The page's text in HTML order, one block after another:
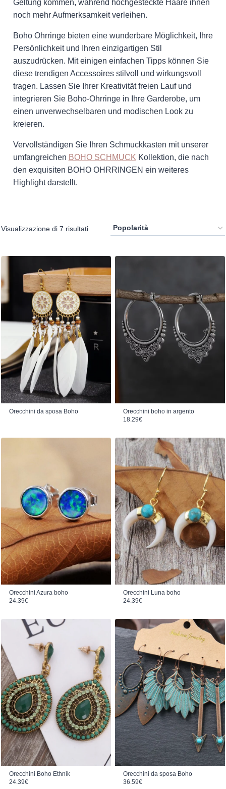
Geltung kommen, während hochgesteckte Haare ihnen
noch mehr Aufmerksamkeit verleihen.
Boho Ohrringe bieten eine wunderbare Möglichkeit, Ihre
Persönlichkeit und Ihren einzigartigen Stil
auszudrücken. Mit einigen einfachen Tipps können Sie
diese trendigen Accessoires stilvoll und wirkungsvoll
tragen. Lassen Sie Ihrer Kreativität freien Lauf und
integrieren Sie Boho-Ohrringe in Ihre Garderobe, um
einen unverwechselbaren und modischen Look zu
kreieren.
Vervollständigen Sie Ihren Schmuckkasten mit unserer
umfangreichen BOHO SCHMUCK Kollektion, die nach
den exquisiten BOHO OHRRINGEN ein weiteres
Highlight darstellt.
Visualizzazione di 7 risultatiPopolarità
Orecchini da sposa Boho
Orecchini boho in argento
18.29€
Orecchini Azura boho
24.39€
Orecchini Luna boho
24.39€
Orecchini Boho Ethnik
24.39€
Orecchini da sposa Boho
36.59€